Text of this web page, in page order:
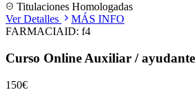
Titulaciones Homologadas
Ver Detalles
MÁS INFO
FARMACIAID: f4
Curso Online Auxiliar /
150€